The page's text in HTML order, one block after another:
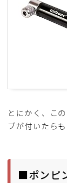
とにかく、こ
ブが付いたらも
■ポンピ